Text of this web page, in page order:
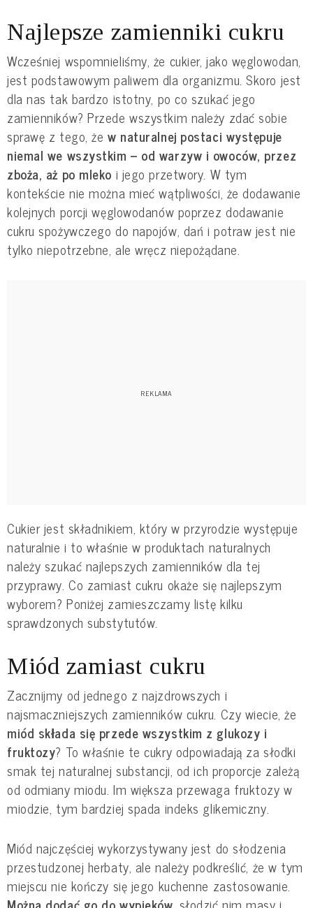
Najlepsze zamienniki cukru
Wcześniej wspomnieliśmy, że cukier, jako węglowodan,
jest podstawowym paliwem dla organizmu. Skoro jest
dla nas tak bardzo istotny, po co szukać jego
zamienników? Przede wszystkim należy zdać sobie
sprawę z tego, że w naturalnej postaci występuje
niemal we wszystkim – od warzyw i owoców, przez
zboża, aż po mleko i jego przetwory. W tym
kontekście nie można mieć wątpliwości, że dodawanie
kolejnych porcji węglowodanów poprzez dodawanie
cukru spożywczego do napojów, dań i potraw jest nie
tylko niepotrzebne, ale wręcz niepożądane.
Cukier jest składnikiem, który w przyrodzie występuje
naturalnie i to właśnie w produktach naturalnych
należy szukać najlepszych zamienników dla tej
przyprawy. Co zamiast cukru okaże się najlepszym
wyborem? Poniżej zamieszczamy listę kilku
sprawdzonych substytutów.
Miód zamiast cukru
Zacznijmy od jednego z najzdrowszych i
najsmaczniejszych zamienników cukru. Czy wiecie, że
miód składa się przede wszystkim z glukozy i
fruktozy? To właśnie te cukry odpowiadają za słodki
smak tej naturalnej substancji, od ich proporcje zależą
od odmiany miodu. Im większa przewaga fruktozy w
miodzie, tym bardziej spada indeks glikemiczny.
Miód najczęściej wykorzystywany jest do słodzenia
przestudzonej herbaty, ale należy podkreślić, że w tym
miejscu nie kończy się jego kuchenne zastosowanie.